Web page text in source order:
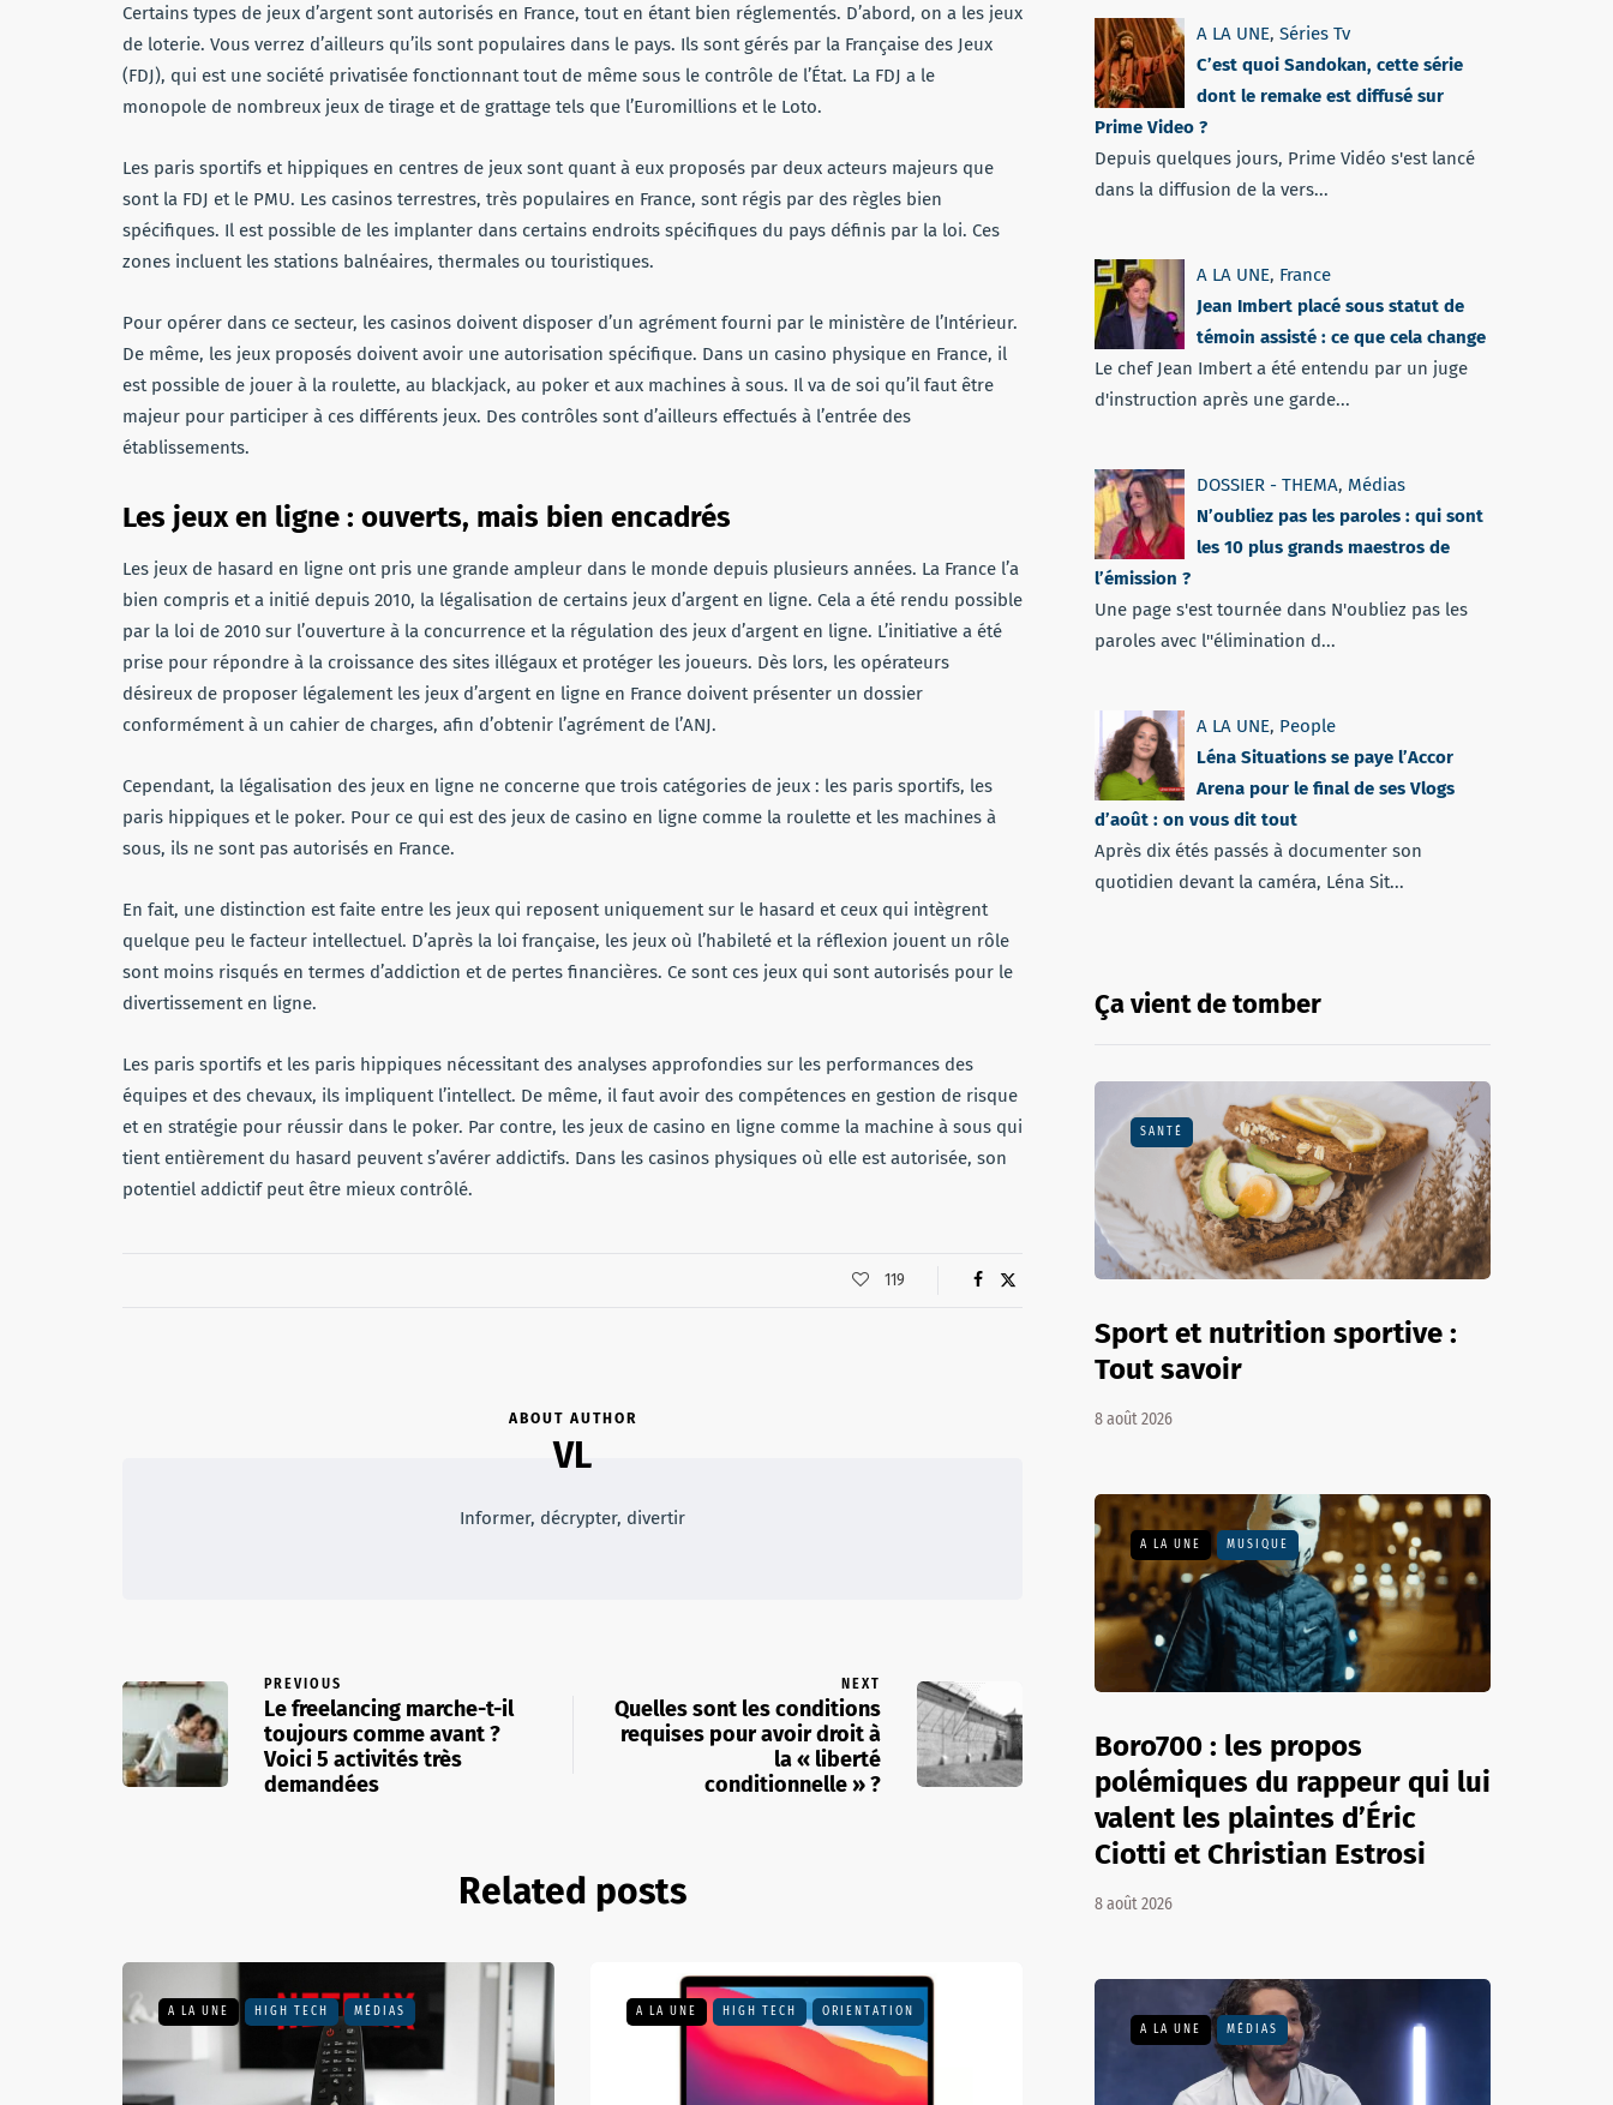
Certains types de jeux d’argent sont autorisés en France, tout en étant bien réglementés. D’abord, on a les jeux
de loterie. Vous verrez d’ailleurs qu’ils sont populaires dans le pays. Ils sont gérés par la Française des Jeux
(FDJ), qui est une société privatisée fonctionnant tout de même sous le contrôle de l’État. La FDJ a le
monopole de nombreux jeux de tirage et de grattage tels que l’Euromillions et le Loto.
Les paris sportifs et hippiques en centres de jeux sont quant à eux proposés par deux acteurs majeurs que
sont la FDJ et le PMU. Les casinos terrestres, très populaires en France, sont régis par des règles bien
spécifiques. Il est possible de les implanter dans certains endroits spécifiques du pays définis par la loi. Ces
zones incluent les stations balnéaires, thermales ou touristiques.
Pour opérer dans ce secteur, les casinos doivent disposer d’un agrément fourni par le ministère de l’Intérieur.
De même, les jeux proposés doivent avoir une autorisation spécifique. Dans un casino physique en France, il
est possible de jouer à la roulette, au blackjack, au poker et aux machines à sous. Il va de soi qu’il faut être
majeur pour participer à ces différents jeux. Des contrôles sont d’ailleurs effectués à l’entrée des
établissements.
Les jeux en ligne : ouverts, mais bien encadrés
Les jeux de hasard en ligne ont pris une grande ampleur dans le monde depuis plusieurs années. La France l’a
bien compris et a initié depuis 2010, la légalisation de certains jeux d’argent en ligne. Cela a été rendu possible
par la loi de 2010 sur l’ouverture à la concurrence et la régulation des jeux d’argent en ligne. L’initiative a été
prise pour répondre à la croissance des sites illégaux et protéger les joueurs. Dès lors, les opérateurs
désireux de proposer légalement les jeux d’argent en ligne en France doivent présenter un dossier
conformément à un cahier de charges, afin d’obtenir l’agrément de l’ANJ.
Cependant, la légalisation des jeux en ligne ne concerne que trois catégories de jeux : les paris sportifs, les
paris hippiques et le poker. Pour ce qui est des jeux de casino en ligne comme la roulette et les machines à
sous, ils ne sont pas autorisés en France.
En fait, une distinction est faite entre les jeux qui reposent uniquement sur le hasard et ceux qui intègrent
quelque peu le facteur intellectuel. D’après la loi française, les jeux où l’habileté et la réflexion jouent un rôle
sont moins risqués en termes d’addiction et de pertes financières. Ce sont ces jeux qui sont autorisés pour le
divertissement en ligne.
Les paris sportifs et les paris hippiques nécessitant des analyses approfondies sur les performances des
équipes et des chevaux, ils impliquent l’intellect. De même, il faut avoir des compétences en gestion de risque
et en stratégie pour réussir dans le poker. Par contre, les jeux de casino en ligne comme la machine à sous qui
tient entièrement du hasard peuvent s’avérer addictifs. Dans les casinos physiques où elle est autorisée, son
potentiel addictif peut être mieux contrôlé.
119
ABOUT AUTHOR
VL
Informer, décrypter, divertir
PREVIOUS
Le freelancing marche-t-il
toujours comme avant ?
Voici 5 activités très
demandées
NEXT
Quelles sont les conditions
requises pour avoir droit à
la « liberté
conditionnelle » ?
Related posts
A LA UNE HIGH TECH MÉDIAS A LA UNE HIGH TECH ORIENTATION
A LA UNE, Séries Tv
C’est quoi Sandokan, cette série
dont le remake est diffusé sur
Prime Video ?
Depuis quelques jours, Prime Vidéo s'est lancé
dans la diffusion de la vers...
A LA UNE, France
Jean Imbert placé sous statut de
témoin assisté : ce que cela change
Le chef Jean Imbert a été entendu par un juge
d'instruction après une garde...
DOSSIER - THEMA, Médias
N’oubliez pas les paroles : qui sont
les 10 plus grands maestros de
l’émission ?
Une page s'est tournée dans N'oubliez pas les
paroles avec l''élimination d...
A LA UNE, People
Léna Situations se paye l’Accor
Arena pour le final de ses Vlogs
d’août : on vous dit tout
Après dix étés passés à documenter son
quotidien devant la caméra, Léna Sit...
Ça vient de tomber
SANTÉ
Sport et nutrition sportive :
Tout savoir
8 août 2026
A LA UNE MUSIQUE
Boro700 : les propos
polémiques du rappeur qui lui
valent les plaintes d’Éric
Ciotti et Christian Estrosi
8 août 2026
A LA UNE MÉDIAS